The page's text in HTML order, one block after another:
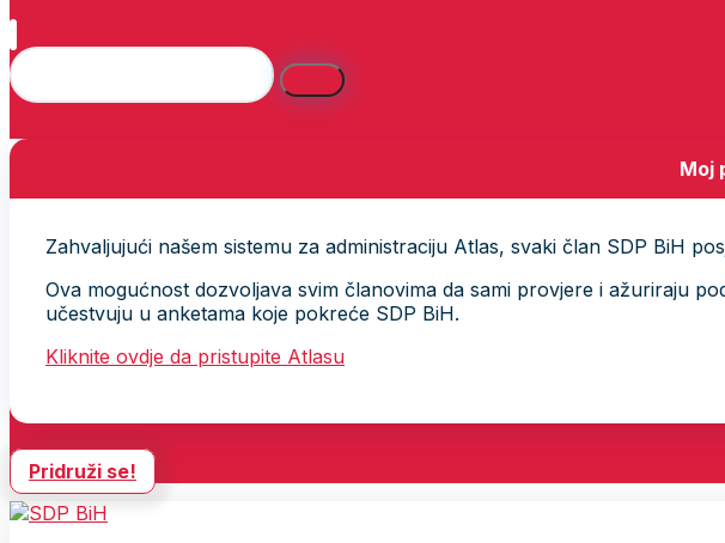
Moj
Zahvaljujući našem sistemu za administraciju Atlas, svaki član SDP BiH
Ova mogućnost dozvoljava svim članovima da sami provjere i ažuriraju
učestvuju u anketama koje pokreće SDP BiH.
Kliknite ovdje da pristupite Atlasu
Pridruži se!